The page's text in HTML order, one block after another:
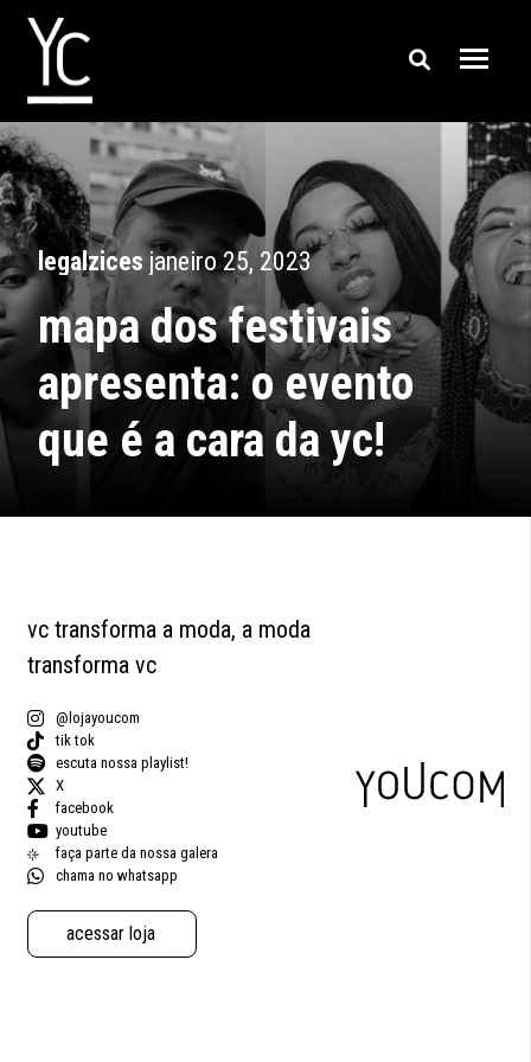
legalzices janeiro 25, 2023
mapa dos festivais
apresenta: o evento
que é a cara da yc!
vc transforma a moda, a moda
transforma vc
@lojayoucom
tik tok
escuta nossa playlist!
X
facebook
youtube
faça parte da nossa galera
chama no whatsapp
acessar loja